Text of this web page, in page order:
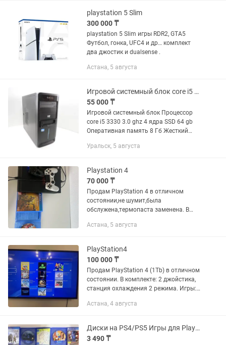
playstation 5 Slim
300 000 ₸
playstation 5 Slim игры RDR2, GTA5
Футбол, гонка, UFC4 и др… комплект
два джостик и dualsense .
Астана, 5 августа
Игровой системный блок core i5 3470
55 000 ₸
Игровой системный блок Процессор
core i5 3330 3.0 ghz 4 ядра SSD 64 gb
Оперативная память 8 Гб Жесткий
Отлично тянет современные игры GTA5
Уральск, 5 августа
Playstation 4
70 000 ₸
Продам PlayStation 4 в отличном
состоянии,не шумит,была
обслужена,термопаста заменена. В
Gta5,fc25,mortal combat 11 ultimate
Астана, 5 августа
PlayStation4
100 000 ₸
Продам PlayStation 4 (1Tb) в отличном
состоянии. В комплекте: 2 джойстика,
станция охлаждения 2 режима. Игры:
NBA2019(на диске), Horizon
Астана, 4 августа
Диски на PS4/PS5 Игры для PlayStation 4 PlayStation 5
3 490 ₸